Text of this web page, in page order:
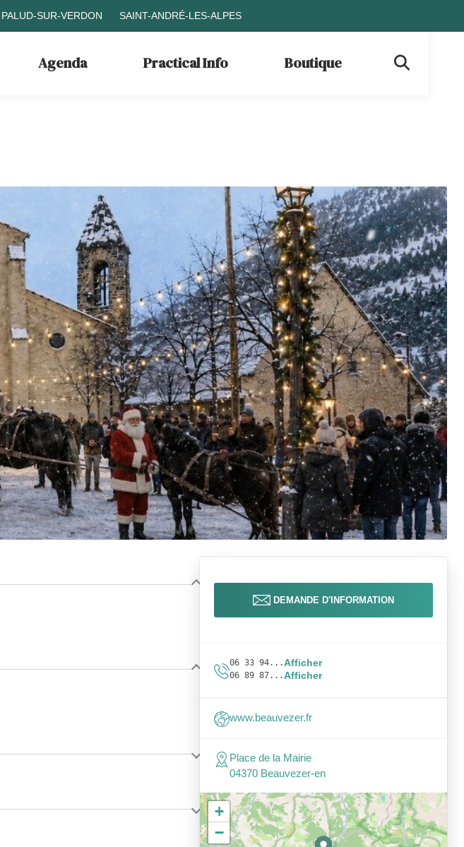
PALUD-SUR-VERDON SAINT-ANDRÉ-LES-ALPES
Agenda Practical Info Boutique
DEMANDE D'INFORMATION
06 33 94...Afficher
06 89 87...Afficher
www.beauvezer.fr
Place de la Mairie
04370 Beauvezer-en
+
−